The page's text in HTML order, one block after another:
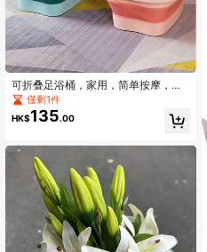
可折叠足浴桶，家用，简单按摩，健
康，足浴盆，过膝，带盖，保温，轻
便，节省空间，家居浴室装饰，秋季
装饰，返校季
僅剩1件
HK$135.00